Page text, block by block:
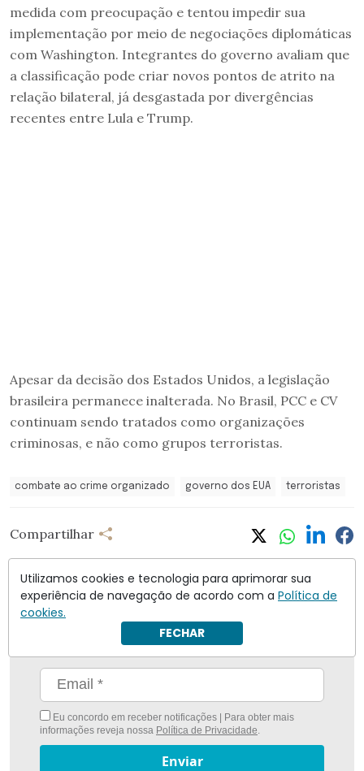
medida com preocupação e tentou impedir sua
implementação por meio de negociações diplomáticas
com Washington. Integrantes do governo avaliam que
a classificação pode criar novos pontos de atrito na
relação bilateral, já desgastada por divergências
recentes entre Lula e Trump.
Apesar da decisão dos Estados Unidos, a legislação
brasileira permanece inalterada. No Brasil, PCC e CV
continuam sendo tratados como organizações
criminosas, e não como grupos terroristas.
combate ao crime organizado governo dos EUA terroristas
Compartilhar
Nunca foi tão fácil ficar bem informado com
Antagonista
Eu concordo em receber notificações | Para obter mais
informações reveja nossa Política de Privacidade
Enviar
Utilizamos cookies e tecnologia para aprimorar sua
experiência de navegação de acordo com a Política de
cookies.
FECHAR